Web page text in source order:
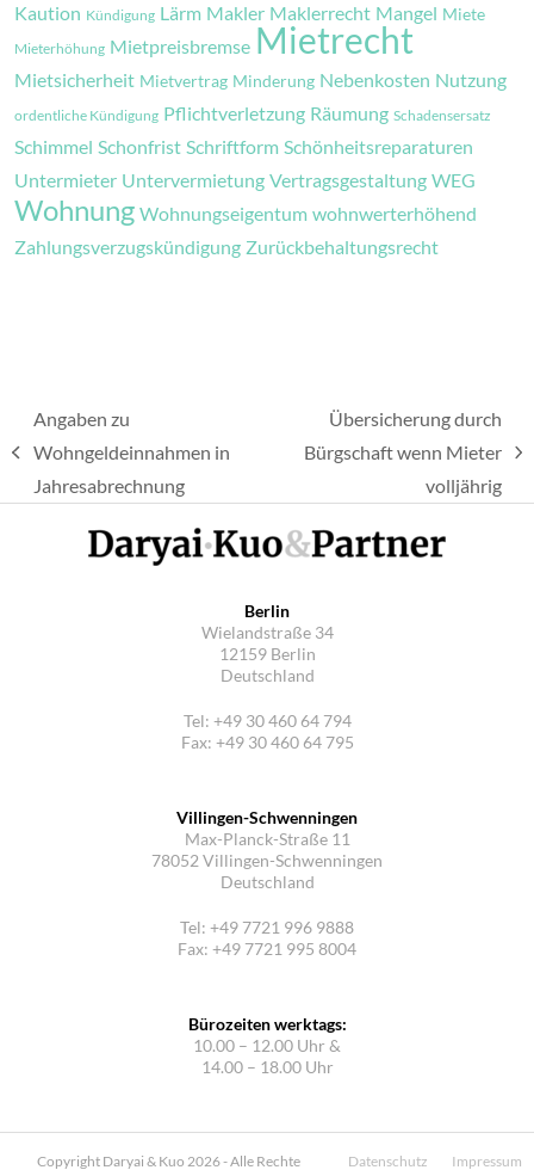
Kaution Kündigung Lärm Makler Maklerrecht Mangel Miete
Mieterhöhung Mietpreisbremse Mietrecht
Mietsicherheit Mietvertrag Minderung Nebenkosten Nutzung
ordentliche Kündigung Pflichtverletzung Räumung Schadensersatz
Schimmel Schonfrist Schriftform Schönheitsreparaturen
Untermieter Untervermietung Vertragsgestaltung WEG
Wohnung Wohnungseigentum wohnwerterhöhend
Zahlungsverzugskündigung Zurückbehaltungsrecht
vorheriger
Beitrag:
Angaben zu
Wohngeldeinnahmen in
Jahresabrechnung
Nächster
Beitrag:
Übersicherung durch
Bürgschaft wenn Mieter
volljährig
Berlin
Wielandstraße 34
12159 Berlin
Deutschland
Tel: +49 30 460 64 794
Fax: +49 30 460 64 795
Villingen-Schwenningen
Max-Planck-Straße 11
78052 Villingen-Schwenningen
Deutschland
Tel: +49 7721 996 9888
Fax: +49 7721 995 8004
Bürozeiten werktags:
10.00 – 12.00 Uhr &
14.00 – 18.00 Uhr
Copyright Daryai & Kuo 2026 - Alle Rechte Datenschutz Impressum